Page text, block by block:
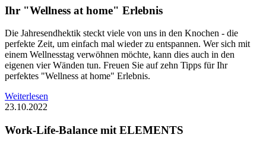
Ihr "Wellness at home" Erlebnis
Die Jahresendhektik steckt viele von uns in den Knochen - die
perfekte Zeit, um einfach mal wieder zu entspannen. Wer sich mit
einem Wellnesstag verwöhnen möchte, kann dies auch in den
eigenen vier Wänden tun. Freuen Sie auf zehn Tipps für Ihr
perfektes "Wellness at home" Erlebnis.
Weiterlesen
23.10.2022
Work-Life-Balance mit ELEMENTS